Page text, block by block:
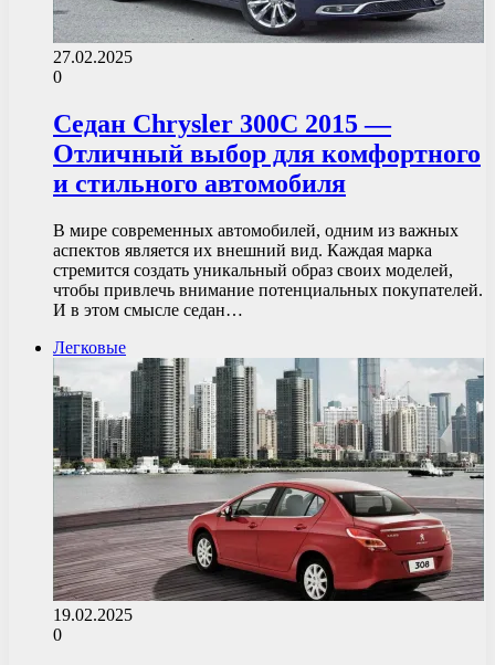
27.02.2025
0
Седан Chrysler 300C 2015 —
Отличный выбор для комфортного
и стильного автомобиля
В мире современных автомобилей, одним из важных
аспектов является их внешний вид. Каждая марка
стремится создать уникальный образ своих моделей,
чтобы привлечь внимание потенциальных покупателей.
И в этом смысле седан…
Легковые
19.02.2025
0